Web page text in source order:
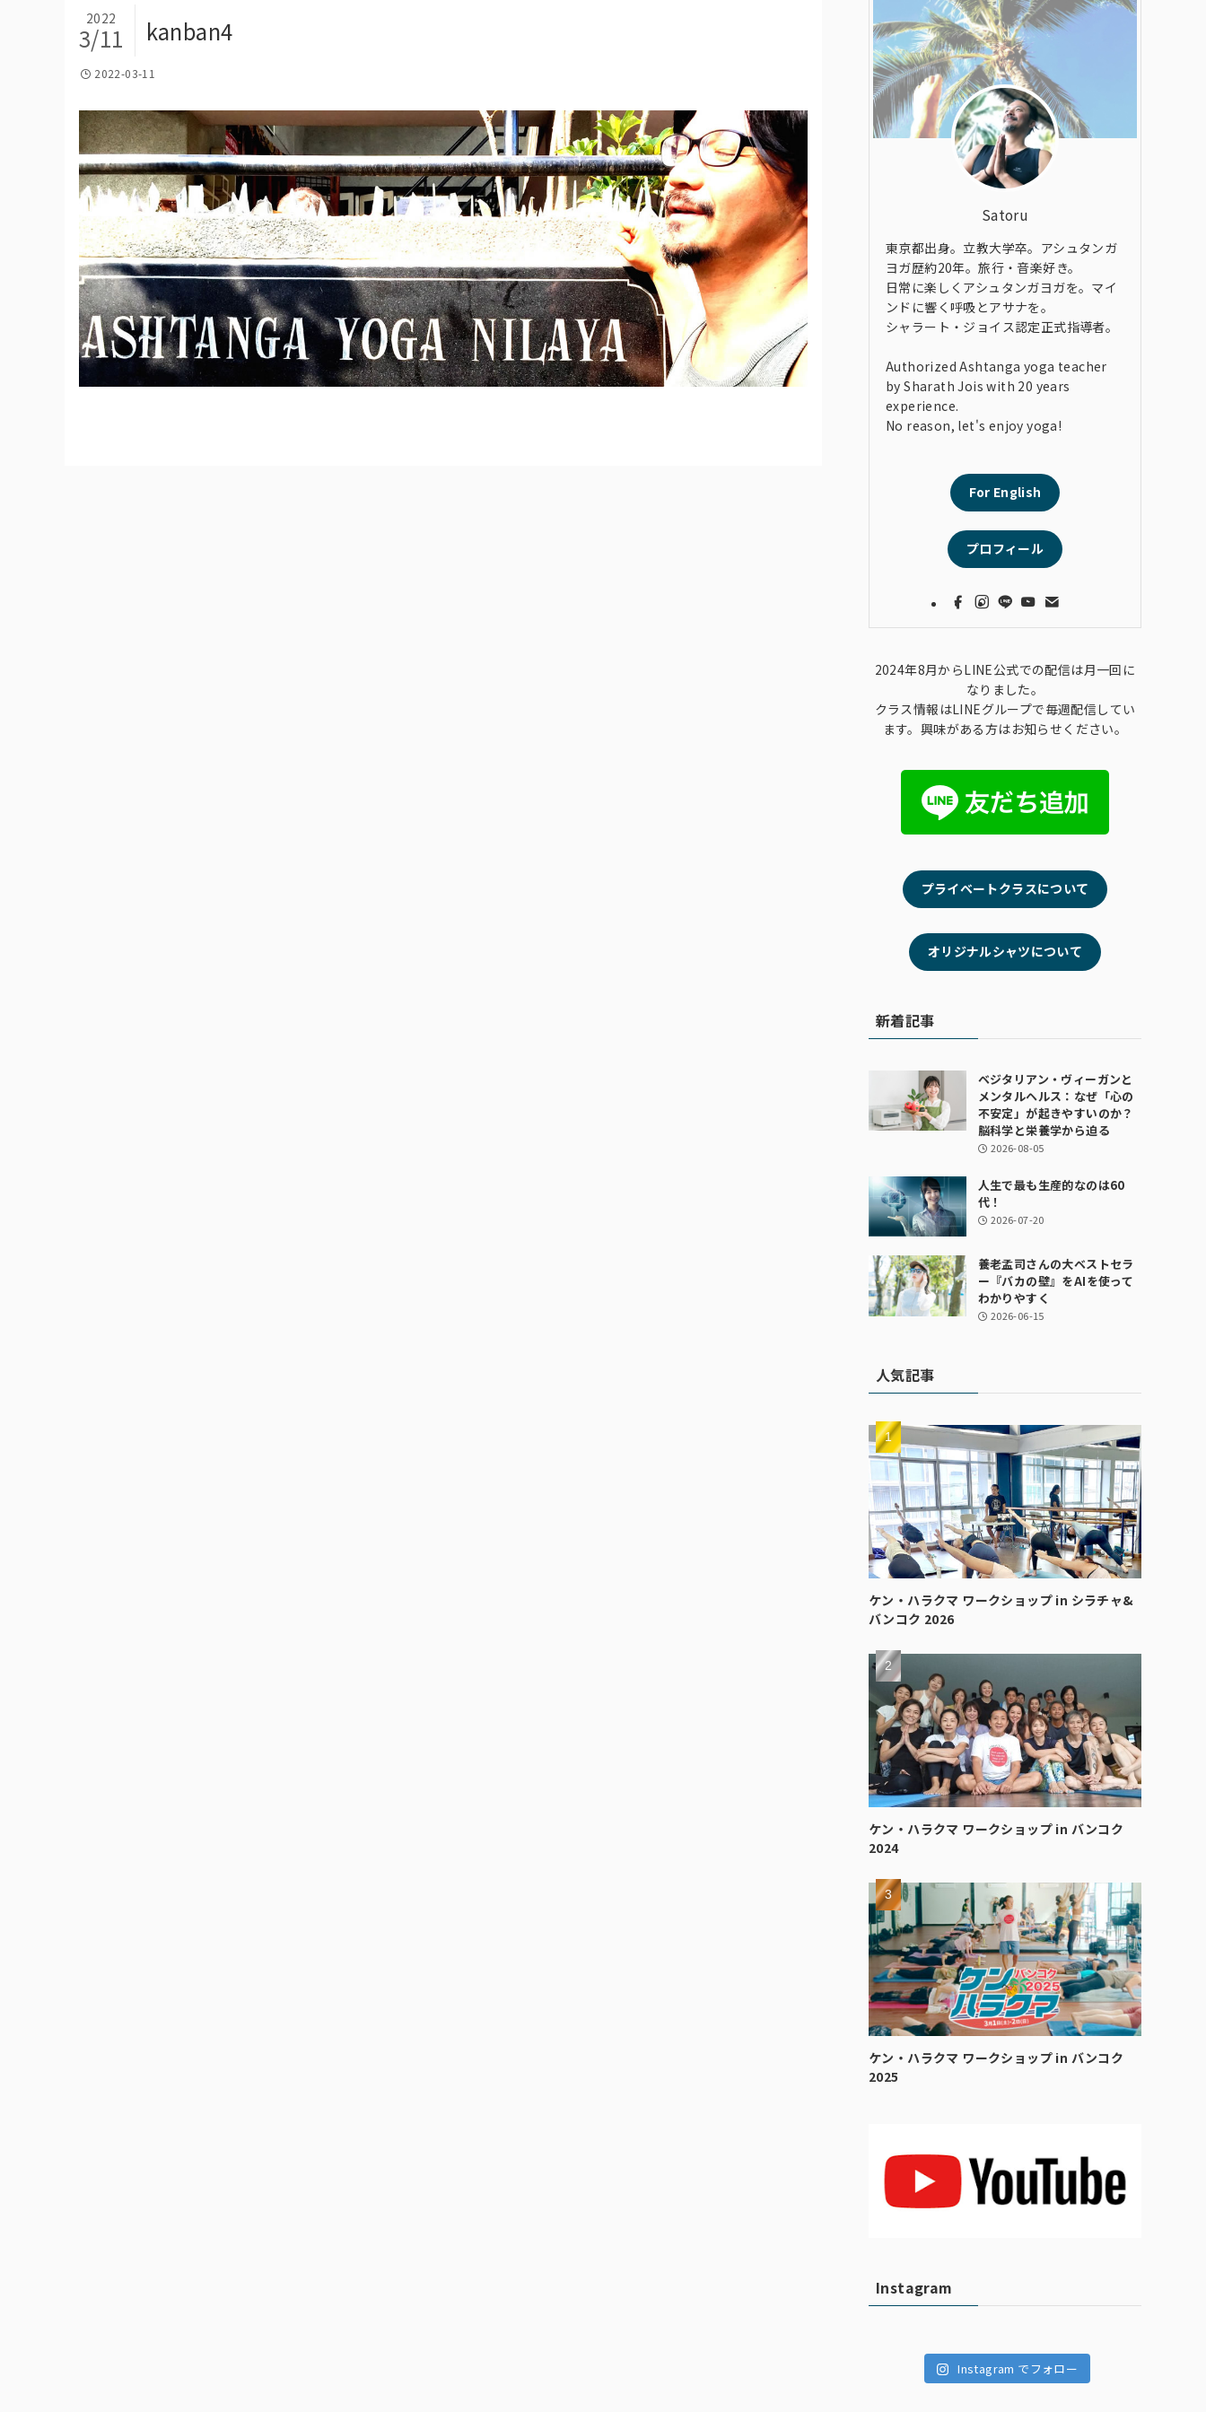
kanban4
2022
3/11
2022-03-11
Satoru
東京都出身。立教大学卒。アシュタンガ
ヨガ歴約20年。旅行・音楽好き。
日常に楽しくアシュタンガヨガを。マイ
ンドに響く呼吸とアサナを。
シャラート・ジョイス認定正式指導者。
Authorized Ashtanga yoga teacher
by Sharath Jois with 20 years
experience.
No reason, let's enjoy yoga!
For English
プロフィール
2024年8月からLINE公式での配信は月一回に
なりました。
クラス情報はLINEグループで毎週配信してい
ます。興味がある方はお知らせください。
プライベートクラスについて
オリジナルシャツについて
新着記事
ベジタリアン・ヴィーガンと
メンタルヘルス：なぜ「心の
不安定」が起きやすいのか？
脳科学と栄養学から迫る
2026-08-05
人生で最も生産的なのは60
代！
2026-07-20
養老孟司さんの大ベストセラ
ー『バカの壁』をAIを使って
わかりやすく
2026-06-15
人気記事
ケン・ハラクマ ワークショップ in シラチャ&
バンコク 2026
ケン・ハラクマ ワークショップ in バンコク
2024
ケン・ハラクマ ワークショップ in バンコク
2025
Instagram
Instagram でフォロー